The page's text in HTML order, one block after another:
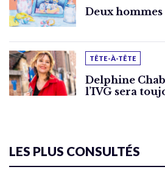
Deux
TÊTE-À-TÊTE
Delphine
l’IVG sera
LES PLUS CONSULTÉS